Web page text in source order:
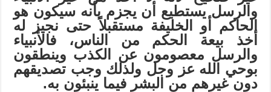
والرسل يستطيع أن يجزم بأنه سيكون هو
الحاكم أو الخليفة مستقبلاً حتى نجيز له
أخذ بيعة الحكم من الناس، فالأنبياء
والرسل معصومون عن الكذب وينطقون
بوحي الله عز وجل ولذلك وجب تصديقهم
دون غيرهم من البشر فيما ينبئون به.